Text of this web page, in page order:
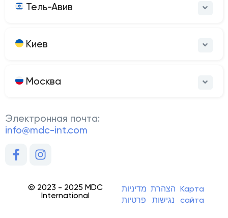
Тель-Авив
Киев
Москва
Электронная почта:
info@mdc-int.com
© 2023 - 2025 MDC
International
מדיניות
פרטיות
הצהרת
נגישות
Карта
сайта